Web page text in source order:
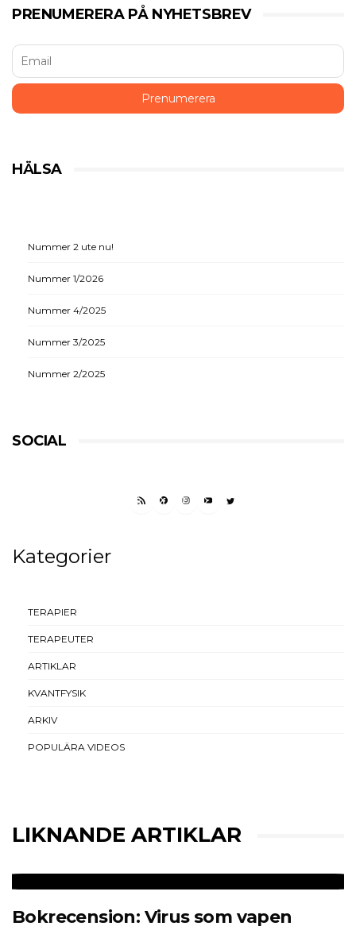
PRENUMERERA PÅ NYHETSBREV
HÄLSA
Nummer 2 ute nu!
Nummer 1/2026
Nummer 4/2025
Nummer 3/2025
Nummer 2/2025
SOCIAL
RSS FEEDFACEBOOK
INSTAGRAM
YOUTUBETWITTER
Kategorier
TERAPIER
TERAPEUTER
ARTIKLAR
KVANTFYSIK
ARKIV
POPULÄRA VIDEOS
LIKNANDE ARTIKLAR
Bokrecension: Virus som vapen